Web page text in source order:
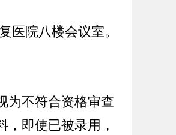
医院八楼会议室。
为不符合资格审查
即使已被录用，